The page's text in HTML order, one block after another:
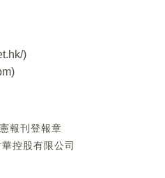
)
)
報刊登報章
控股有限公司